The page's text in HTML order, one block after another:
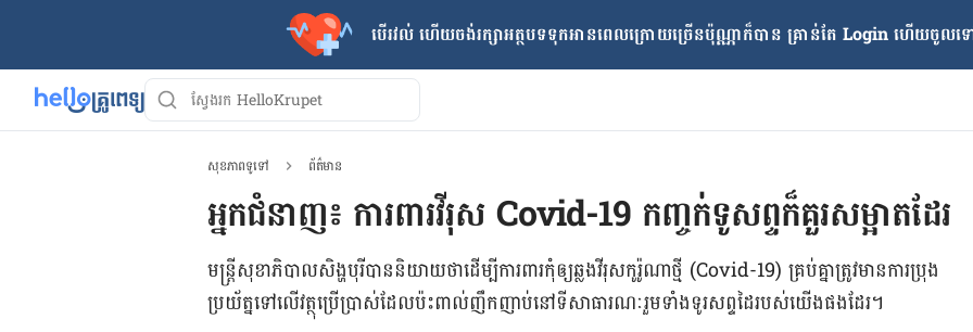
បើរវល់ ហើយចង់​រក្សាអត្ថបទទុកអានពេលក្រោយ​ច្រើនប៉ុណ្ណាក៏បាន គ្រាន់តែ​ Login ហើយចូលទ
សុខភាពទូទៅ ព័ត៌មាន
អ្នកជំនាញ៖ ការពារវីរុស Covid-19 កញ្ចក់ទូសព្ទក៏គួរ​សម្អាតដែរ
មន្ត្រី​សុខាភិបាល​សិង្ហបុរី​បាននិយាយថា​​ដើម្បីការពារកុំឲ្យឆ្លងវីរុសកូរ៉ូណាថ្មី​​ (Covid-19) គ្រប់គ្នាត្រូវមានការប្រុង
ប្រយ័ត្នទៅលើវត្ថុប្រើប្រាស់ដែលប៉ះពាល់​ញឹកញាប់នៅទីសាធារណៈរួមទាំងទូរសព្ទដៃរបស់​យើង​ផងដែរ។